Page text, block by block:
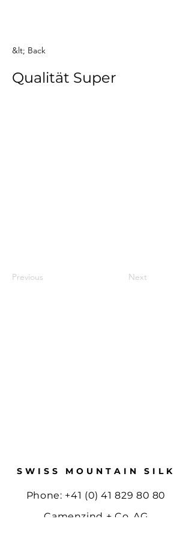
&lt; Back
Qualität Super
Previous Next
SWISS MOUNTAIN SILK
Phone: +41 (0) 41 829 80 80
Camenzind + Co. AG